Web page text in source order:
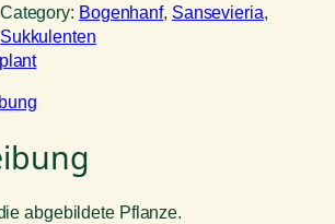
Category: Bogenhanf, Sansevieria
Sukkulenten
abgebildete Pflanze.